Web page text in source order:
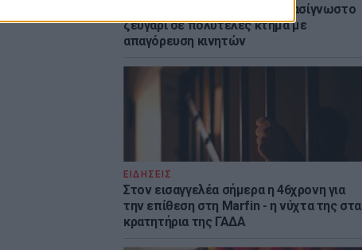
Μυστική γαμήλια γιορτή για πασίγνωστο
ζευγάρι σε πολυτελές κτήμα με
απαγόρευση κινητών
ΕΙΔΗΣΕΙΣ
Στον εισαγγελέα σήμερα η 46χρονη για
την επίθεση στη Marfin - η νύχτα της στα
κρατητήρια της ΓΑΔΑ